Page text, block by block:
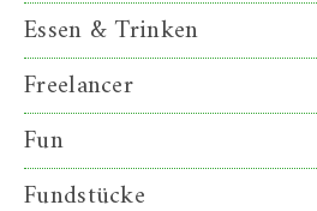
Essen & Trinken
Freelancer
Fun
Fundstücke